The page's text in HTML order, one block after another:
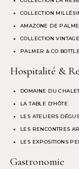
COLLECTION
AMAZONE DE
COLLECTION VINTAGE
PALMER & CO
Hospitalité &
DOMAINE DU
LA TABLE D’HÔTE
LES ATELIERS
LES RENCONTRES
LES EXPOSITIONS
Gastronomie